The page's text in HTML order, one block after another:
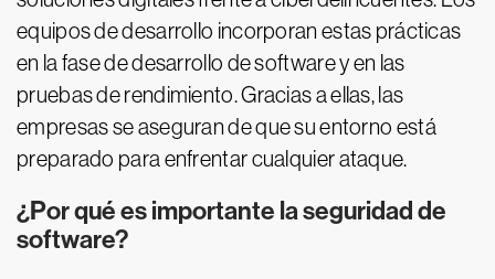
equipos de desarrollo incorporan estas prácticas
en la fase de desarrollo de software y en las
pruebas de rendimiento. Gracias a ellas, las
empresas se aseguran de que su entorno está
preparado para enfrentar cualquier ataque.
¿Por qué es importante la seguridad de
software?